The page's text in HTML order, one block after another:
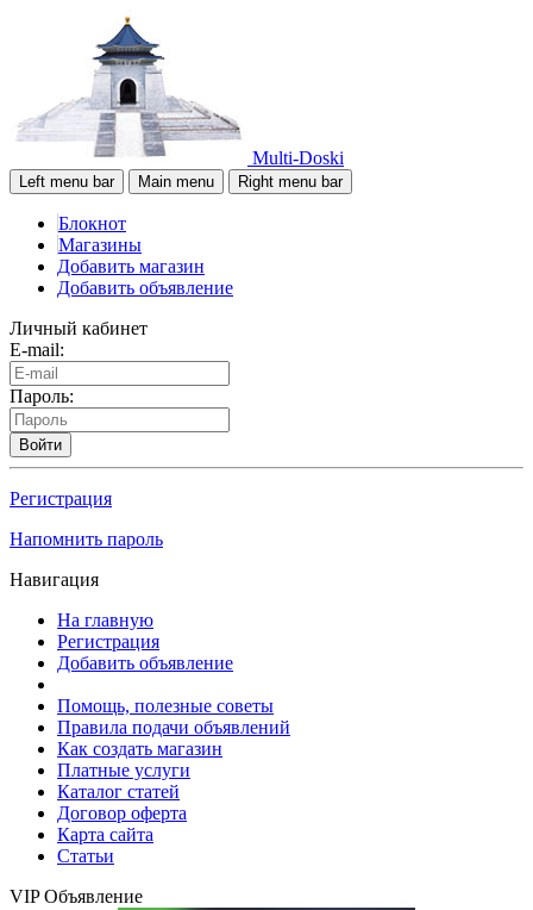
Multi-Doski
Left menu bar Main menu Right menu bar
Блокнот
Магазины
Добавить магазин
Добавить объявление
Личный кабинет
E-mail:
Пароль:
Войти
Регистрация
Напомнить пароль
Навигация
На главную
Регистрация
Добавить объявление
Помощь, полезные советы
Правила подачи объявлений
Как создать магазин
Платные услуги
Каталог статей
Договор оферта
Карта сайта
Статьи
VIP Объявление